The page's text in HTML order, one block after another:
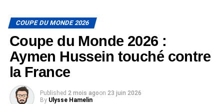
COUPE DU MONDE 2026
Coupe du Monde 2026 :
Aymen Hussein touché contre
la France
Published 2 mois agoon 23 juin 2026
By Ulysse Hamelin